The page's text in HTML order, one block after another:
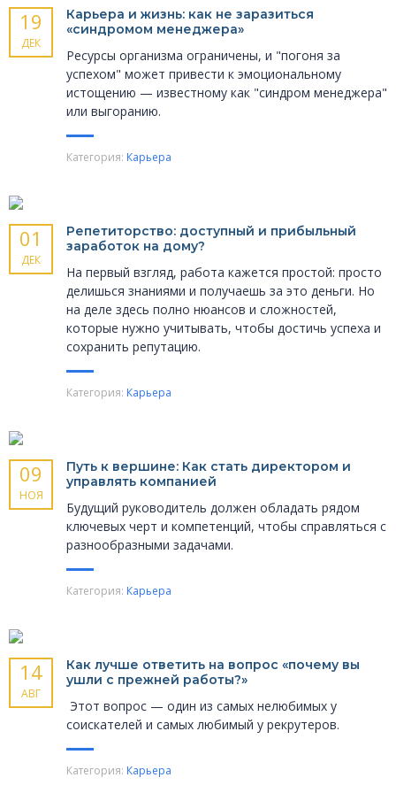
19
ДЕК
Карьера и жизнь: как не заразиться
«синдромом менеджера»
Ресурсы организма ограничены, и "погоня за
успехом" может привести к эмоциональному
истощению — известному как "синдром менеджера"
или выгоранию.
Категория: Карьера
01
ДЕК
Репетиторство: доступный и прибыльный
заработок на дому?
На первый взгляд, работа кажется простой: просто
делишься знаниями и получаешь за это деньги. Но
на деле здесь полно нюансов и сложностей,
которые нужно учитывать, чтобы достичь успеха и
сохранить репутацию.
Категория: Карьера
09
НОЯ
Путь к вершине: Как стать директором и
управлять компанией
Будущий руководитель должен обладать рядом
ключевых черт и компетенций, чтобы справляться с
разнообразными задачами.
Категория: Карьера
14
АВГ
Как лучше ответить на вопрос «почему вы
ушли с прежней работы?»
Этот вопрос — один из самых нелюбимых у
соискателей и самых любимый у рекрутеров.
Категория: Карьера